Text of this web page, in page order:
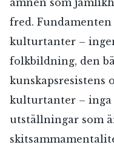
fred.
kulturtanter –
folkbildning, den
kunskapsresistens
kulturtanter –
utställningar som